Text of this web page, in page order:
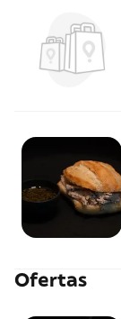
Ofertas